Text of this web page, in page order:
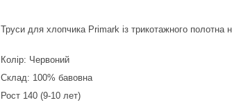
Труси для хлопчика Primark із трикотажного полотна
Колір: Червоний
Склад: 100% бавовна
Рост 140 (9-10 лет)